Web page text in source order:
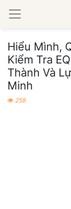
Hiểu Mình,
Kiểm Tra
Thành Và
Minh
258